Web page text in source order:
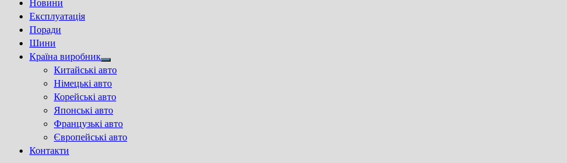
Новини
Експлуатація
Поради
Шини
Країна виробник
Show
sub
menu
Китайські авто
Німецькі авто
Корейські авто
Японські авто
Французькі авто
Європейські авто
Контакти